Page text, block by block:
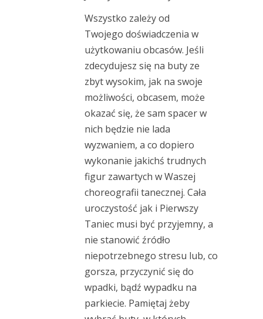
Wszystko zależy od
Twojego doświadczenia w
użytkowaniu obcasów. Jeśli
zdecydujesz się na buty ze
zbyt wysokim, jak na swoje
możliwości, obcasem, może
okazać się, że sam spacer w
nich będzie nie lada
wyzwaniem, a co dopiero
wykonanie jakichś trudnych
figur zawartych w Waszej
choreografii tanecznej. Cała
uroczystość jak i Pierwszy
Taniec musi być przyjemny, a
nie stanowić źródło
niepotrzebnego stresu lub, co
gorsza, przyczynić się do
wpadki, bądź wypadku na
parkiecie. Pamiętaj żeby